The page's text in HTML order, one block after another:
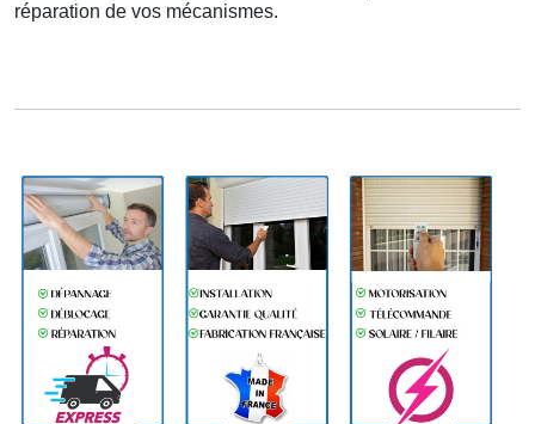
réparation de vos mécanismes.